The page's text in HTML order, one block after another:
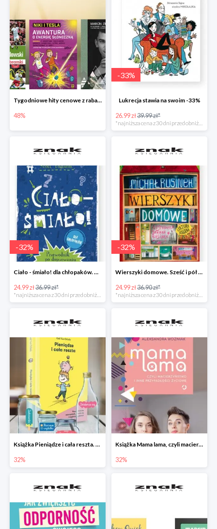
Tygodniowe hity cenowe z rabatem -48%
48%
-33%
Lukrecja stawia na swoim -33%
26.99 zł39.99 zł*
-32%
Ciało - śmiało! dla chłopaków. Przewodnik po dojrzewaniu -32%
24.99 zł36.99 zł*
*najniższa cena z 30 dni przed obniżką
-32%
Wierszyki domowe. Sześć i pół tuzinka wierszyków Rusinka -32%
24.99 zł36.90 zł*
*najniższa cena z 30 dni przed obniżką
Książka Pieniądze i cała reszta. Naucz dziecko oszczędzać, dzielić się i mądrze wydawać
32%
Książka Mama lama, czyli macierzyństwo i inne przypadłości życiowe
32%